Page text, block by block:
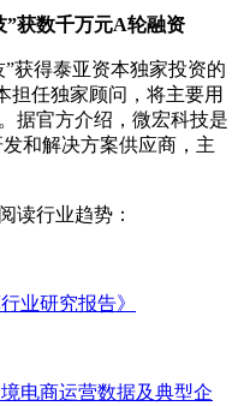
”获数千万元A轮融资
得泰亚资本独家投资的
担任独家顾问，将主要用
据官方介绍，微宏科技是
和解决方案供应商，主
行业趋势：
业研究报告》
电商运营数据及典型企